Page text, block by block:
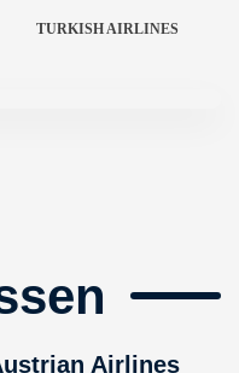
TURKISH AIRLINES
Airlines